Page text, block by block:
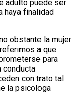
adulto puede ser
haya finalidad
obstante la mujer
a que
para
conducta
con trato tal
la psicologa